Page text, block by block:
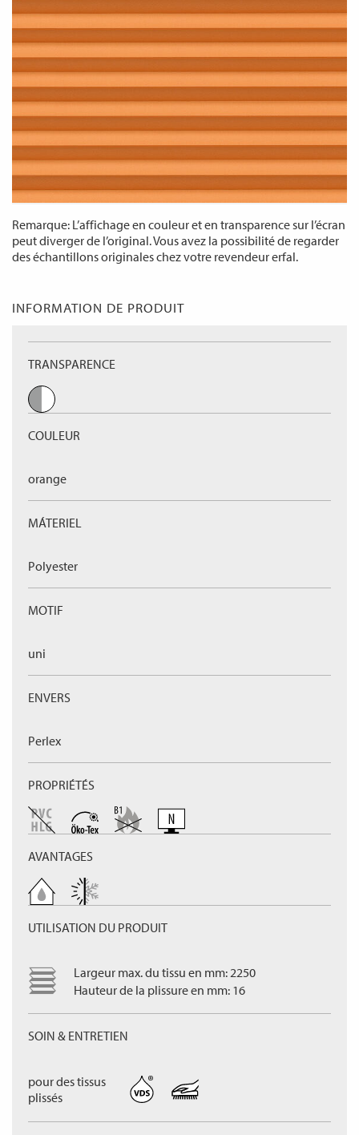
Remarque: L’affichage en couleur et en transparence sur l’écran
peut diverger de l’original. Vous avez la possibilité de regarder
des échantillons originales chez votre revendeur erfal.
INFORMATION DE PRODUIT
TRANSPARENCE
COULEUR
orange
MÁTERIEL
Polyester
MOTIF
uni
ENVERS
Perlex
PROPRIÉTÉS
AVANTAGES
UTILISATION DU PRODUIT
Largeur max. du tissu en mm: 2250
Hauteur de la plissure en mm: 16
SOIN & ENTRETIEN
pour des tissus
plissés